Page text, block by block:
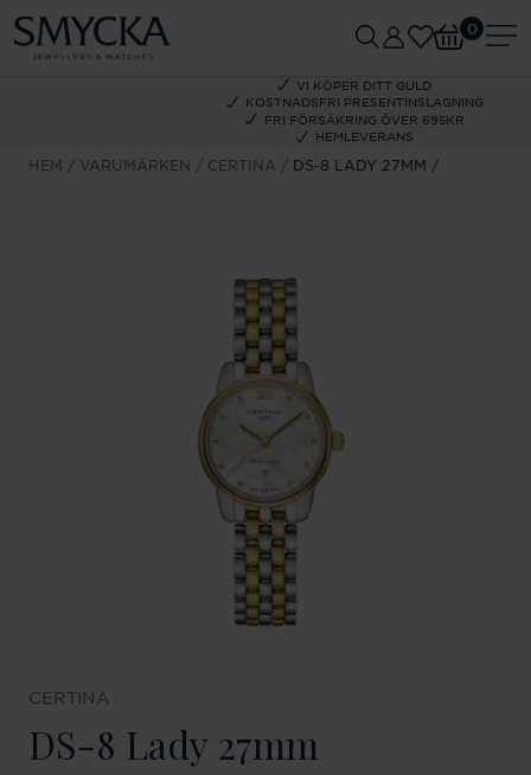
VI KÖPER DITT GULD
KOSTNADSFRI PRESENTINSLAGNING
FRI FÖRSÄKRING ÖVER 695KR
HEMLEVERANS
0
HEM VARUMÄRKEN CERTINA DS-8 LADY 27MM
CERTINA
DS-8 Lady 27mm